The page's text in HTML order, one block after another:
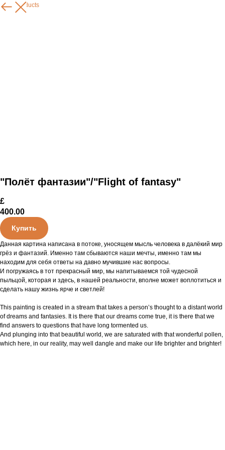
More products
"Полёт фантазии"/"Flight of fantasy"
£
400.00
Купить
Данная картина написана в потоке, уносящем мысль человека в далёкий мир
грёз и фантазий. Именно там сбываются наши мечты, именно там мы
находим для себя ответы на давно мучившие нас вопросы.
И погружаясь в тот прекрасный мир, мы напитываемся той чудесной
пыльцой, которая и здесь, в нашей реальности, вполне может воплотиться и
сделать нашу жизнь ярче и светлей!
This painting is created in a stream that takes a person’s thought to a distant world
of dreams and fantasies. It is there that our dreams come true, it is there that we
find answers to questions that have long tormented us.
And plunging into that beautiful world, we are saturated with that wonderful pollen,
which here, in our reality, may well dangle and make our life brighter and brighter!